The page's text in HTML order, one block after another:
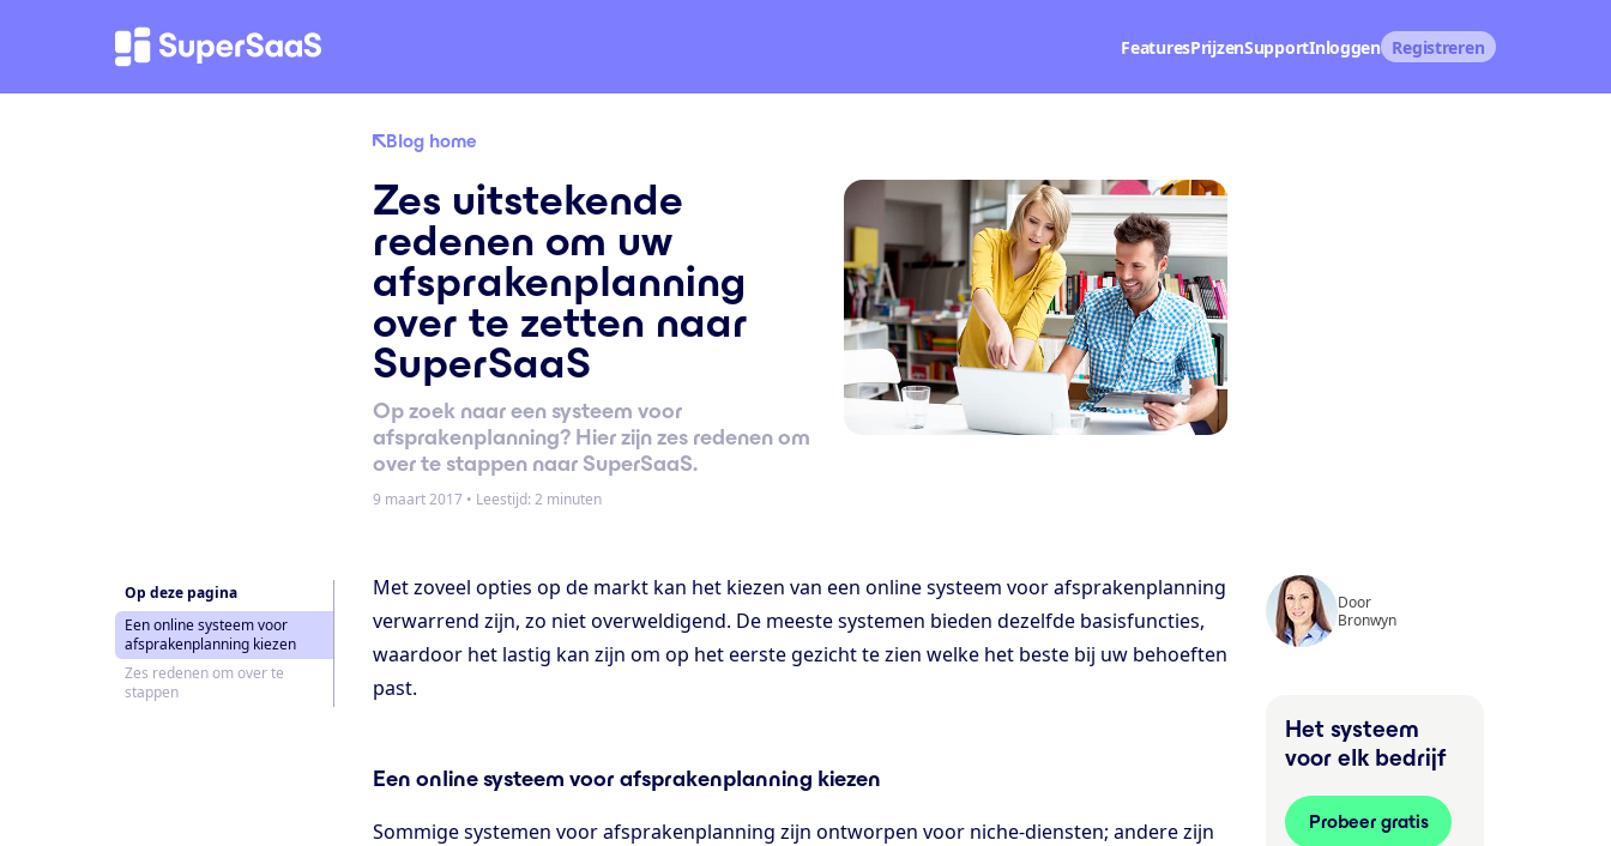
FeaturesPrijzenSupportInloggen Registreren
Blog home
Zes uitstekende
redenen om uw
afsprakenplanning
over te zetten naar
SuperSaaS
Op zoek naar een systeem voor
afsprakenplanning? Hier zijn zes redenen om
over te stappen naar SuperSaaS.
9 maart 2017 • Leestijd: 2 minuten
Op deze pagina
Een online systeem voor
afsprakenplanning kiezen
Zes redenen om over te
stappen
Met zoveel opties op de markt kan het kiezen van een online systeem voor afsprakenplanning
verwarrend zijn, zo niet overweldigend. De meeste systemen bieden dezelfde basisfuncties,
waardoor het lastig kan zijn om op het eerste gezicht te zien welke het beste bij uw behoeften
past.
Een online systeem voor afsprakenplanning kiezen
Sommige systemen voor afsprakenplanning zijn ontworpen voor niche-diensten; andere zijn
Door
Bronwyn
Het systeem
voor elk bedrijf
Probeer gratis